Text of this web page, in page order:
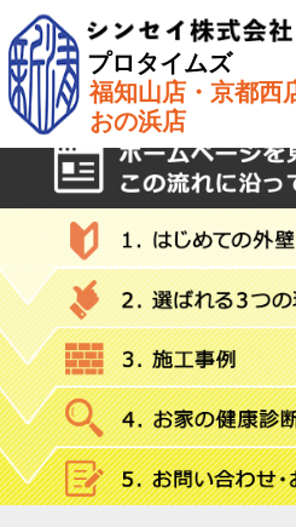
プロタイムズ
福知山店・京都西
おの浜店
ホーム»塗り替え